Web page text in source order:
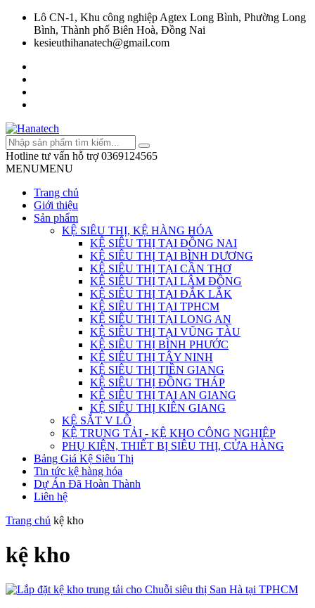
Lô CN-1, Khu công nghiệp Agtex Long Bình, Phường Long
Bình, Thành phố Biên Hoà, Đồng Nai
kesieuthihanatech@gmail.com
Hotline tư vấn hỗ trợ 0369124565
MENUMENU
Trang chủ
Giới thiệu
Sản phẩm
KỆ SIÊU THỊ, KỆ HÀNG HÓA
KỆ SIÊU THỊ TẠI ĐỒNG NAI
KỆ SIÊU THỊ TẠI BÌNH DƯƠNG
KỆ SIÊU THỊ TẠI CẦN THƠ
KỆ SIÊU THỊ TẠI LÂM ĐỒNG
KỆ SIÊU THỊ TẠI ĐẮK LẮK
KỆ SIÊU THỊ TẠI TPHCM
KỆ SIÊU THỊ TẠI LONG AN
KỆ SIÊU THỊ TẠI VŨNG TÀU
KỆ SIÊU THỊ BÌNH PHƯỚC
KỆ SIÊU THỊ TÂY NINH
KỆ SIÊU THỊ TIỀN GIANG
KỆ SIÊU THỊ ĐỒNG THÁP
KỆ SIÊU THỊ TẠI AN GIANG
KỆ SIÊU THỊ KIÊN GIANG
KỆ SẮT V LỖ
KỆ TRUNG TẢI - KỆ KHO CÔNG NGHIỆP
PHỤ KIỆN, THIẾT BỊ SIÊU THỊ, CỬA HÀNG
Bảng Giá Kệ Siêu Thị
Tin tức kệ hàng hóa
Dự Án Đã Hoàn Thành
Liên hệ
Trang chủ kệ kho
kệ kho